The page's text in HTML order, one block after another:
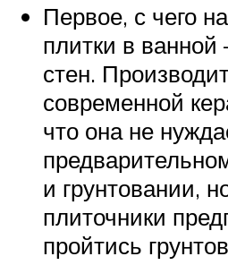
Первое, с чего
плитки в ванной
стен.
современной
что она не
и грунтовании,
плиточники
пройтись